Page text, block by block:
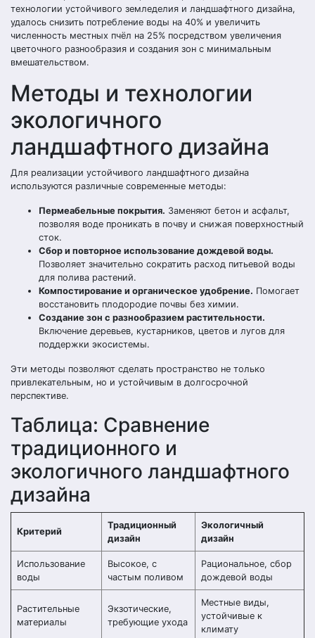
технологии устойчивого земледелия и ландшафтного дизайна,
удалось снизить потребление воды на 40% и увеличить
численность местных пчёл на 25% посредством увеличения
цветочного разнообразия и создания зон с минимальным
вмешательством.
Методы и технологии
экологичного
ландшафтного дизайна
Для реализации устойчивого ландшафтного дизайна
используются различные современные методы:
Пермеабельные покрытия. Заменяют бетон и асфальт,
позволяя воде проникать в почву и снижая поверхностный
сток.
Сбор и повторное использование дождевой воды.
Позволяет значительно сократить расход питьевой воды
для полива растений.
Компостирование и органическое удобрение. Помогает
восстановить плодородие почвы без химии.
Создание зон с разнообразием растительности.
Включение деревьев, кустарников, цветов и лугов для
поддержки экосистемы.
Эти методы позволяют сделать пространство не только
привлекательным, но и устойчивым в долгосрочной
перспективе.
Таблица: Сравнение
традиционного и
экологичного ландшафтного
дизайна
Критерий
Традиционный
дизайн
Экологичный
дизайн
Использование
воды
Высокое, с
частым поливом
Рациональное, сбор
дождевой воды
Растительные
материалы
Экзотические,
требующие ухода
Местные виды,
устойчивые к
климату